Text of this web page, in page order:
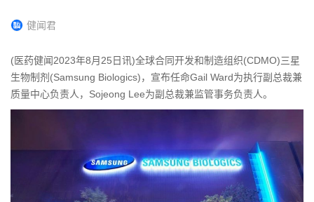
健闻君
(医药健闻2023年8月25日讯)全球合同开发和制造组织(CDMO)三星
生物制剂(Samsung Biologics)，宣布任命Gail Ward为执行副总裁兼
质量中心负责人，Sojeong Lee为副总裁兼监管事务负责人。